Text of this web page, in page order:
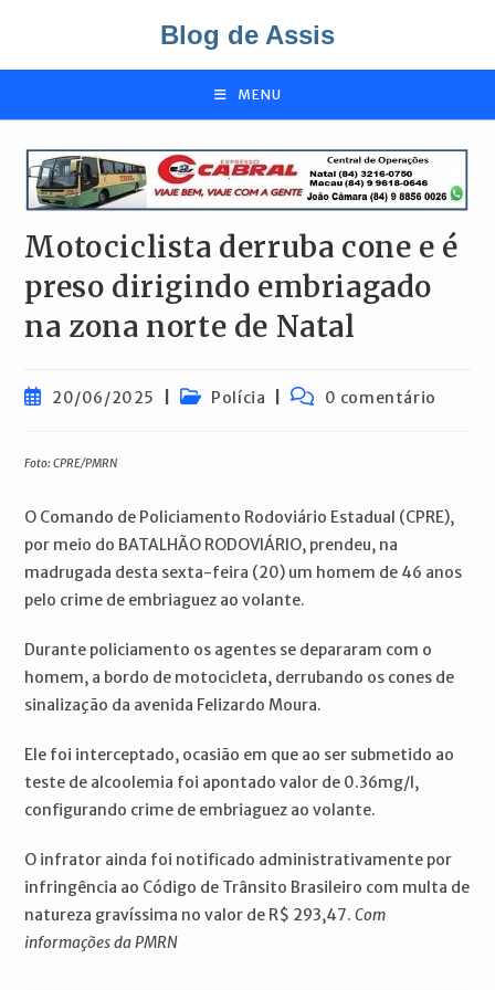
o
Blog de Assis
MENU
Motociclista derruba cone e é
preso dirigindo embriagado
na zona norte de Natal
Post20/06/2025
Categoria
Polícia
Comentários
0 comentário
Foto: CPRE/PMRN
O Comando de Policiamento Rodoviário Estadual (CPRE),
por meio do BATALHÃO RODOVIÁRIO, prendeu, na
madrugada desta sexta-feira (20) um homem de 46 anos
pelo crime de embriaguez ao volante.
Durante policiamento os agentes se depararam com o
homem, a bordo de motocicleta, derrubando os cones de
sinalização da avenida Felizardo Moura.
Ele foi interceptado, ocasião em que ao ser submetido ao
teste de alcoolemia foi apontado valor de 0.36mg/l,
configurando crime de embriaguez ao volante.
O infrator ainda foi notificado administrativamente por
infringência ao Código de Trânsito Brasileiro com multa de
natureza gravíssima no valor de R$ 293,47.Com
informações da PMRN